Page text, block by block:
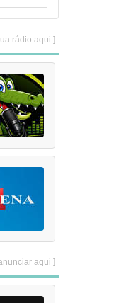
rádio aqui ]
aqui ]